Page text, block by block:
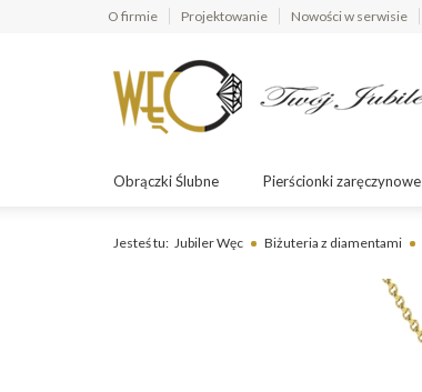
O firmie Projektowanie Nowości w serwisie
Obrączki Ślubne Pierścionki zaręczynowe
Jesteś tu: Jubiler Węc Biżuteria z diamentami